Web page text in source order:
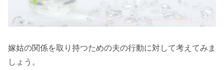
嫁姑の関係を取り持つための夫の行動に対して考えてみま
しょう。